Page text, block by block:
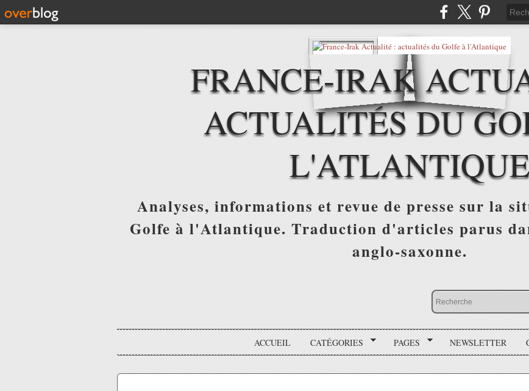
FRANCE-IRAK
ACTUALITÉS DU
Analyses, informations et revue de presse sur la
Golfe à l'Atlantique. Traduction d'articles parus
anglo-saxonne.
ACCUEIL CATÉGORIES PAGES NEWSLETTER